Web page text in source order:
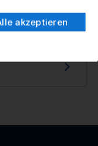
undakzeptieren